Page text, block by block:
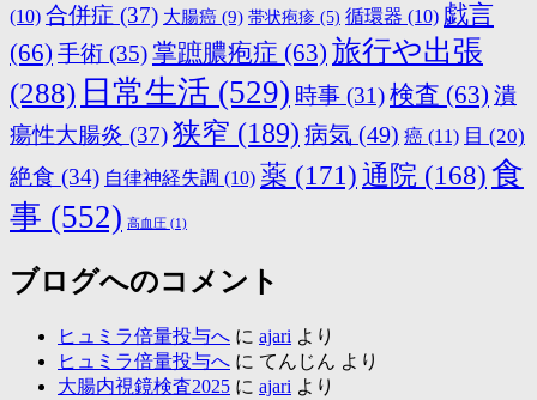
(10) 合併症 (37) 大腸癌 (9) 帯状疱疹 (5) 循環器 (10) 戯言
(66) 手術 (35)掌蹠膿疱症 (63) 旅行や出張
(288) 日常生活 (529) 時事 (31)検査 (63) 潰
瘍性大腸炎 (37)狭窄 (189) 病気 (49) 癌 (11) 目 (20)
絶食 (34) 自律神経失調 (10) 薬 (171)通院 (168)食
事 (552) 高血圧 (1)
ブログへのコメント
ヒュミラ倍量投与へ に ajari より
ヒュミラ倍量投与へ に てんじん より
大腸内視鏡検査2025 に ajari より